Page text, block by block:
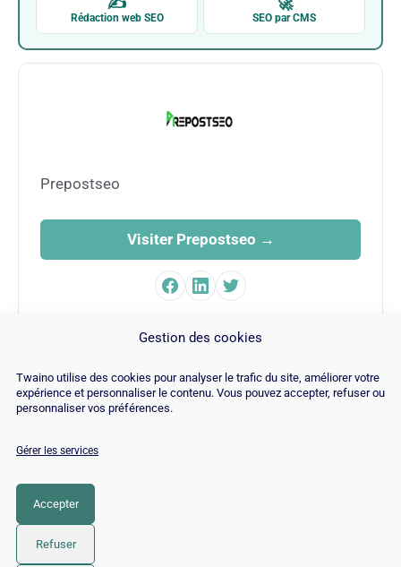
Gestion des cookies
Twaino utilise des cookies pour analyser le trafic du site, améliorer votre
expérience et personnaliser le contenu. Vous pouvez accepter, refuser ou
personnaliser vos préférences.
Gérer les services
Accepter
Refuser
Rédaction web SEO SEO par CMS
Prepostseo
Visiter Prepostseo →
© Copyright 2026 |
Recrutements